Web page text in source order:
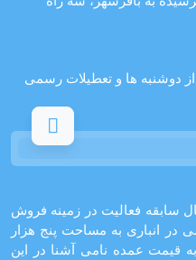
دوشنبه ها و تعطیلات رسمی
آقابزرگ با بیش از 20 سال سابقه فعالیت در زمینه فروش
انباری به مساحت پنج هزار
قیمت عمده نامی آشنا در این